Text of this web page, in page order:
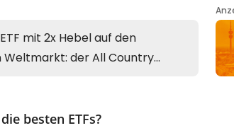
besten ETFs?